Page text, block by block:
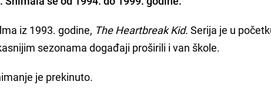
iz 1993. godine, The Heartbreak Kid. Serija je u
sezonama događaji proširili i van škole.
je prekinuto.